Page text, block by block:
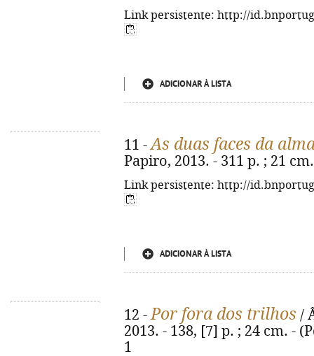
Link persistente: http://
ADICIONAR À LISTA
11 -As duas faces da
Papiro, 2013. - 311 p. ; 21
Link persistente: http://
ADICIONAR À LISTA
12 -Por fora dos trilhos /
2013. - 138, [7] p. ; 24 cm. -
1